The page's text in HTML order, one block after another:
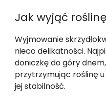
Jak wyjąć
Wyjmowanie
nieco delikatności.
doniczkę do góry
przytrzymując roślinę
jej stabilność.